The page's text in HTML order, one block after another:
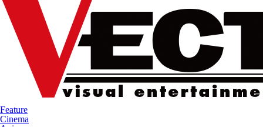
Feature
Cinema